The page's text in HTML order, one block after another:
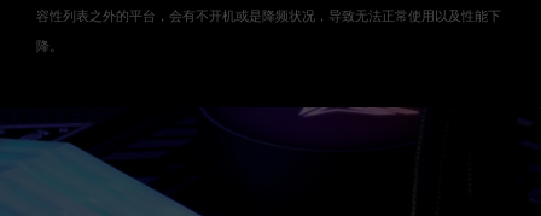
容性列表之外的平台，会有不开机或是降频状况，导致无法正常使用以及性能下
降。